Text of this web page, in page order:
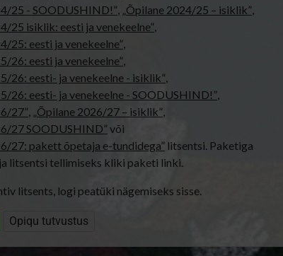
25 - SOODUSHIND!”, „Õpilane 2024/25 – isiklik”,
25 isiklik: eesti ja venekeelne”,
25: eesti ja venekeelne”,
26: eesti ja venekeelne”,
26: eesti- ja venekeelne - isiklik”,
26: eesti- ja venekeelne - SOODUSHIND!”,
27”, „Õpilane 2026/27 – isiklik”,
27 SOODUSHIND”või
27: pakett õpetaja e-tundidega”litsentsi. Paketiga
litsentsi tellimiseks kliki paketi linki.
litsents, logi peatüki nägemiseks sisse.
Opiqu tutvustus